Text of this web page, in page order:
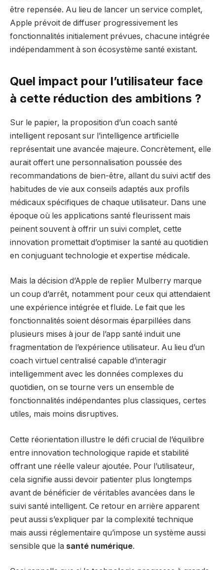
être repensée. Au lieu de lancer un service complet,
Apple prévoit de diffuser progressivement les
fonctionnalités initialement prévues, chacune intégrée
indépendamment à son écosystème santé existant.
Quel impact pour l’utilisateur face
à cette réduction des ambitions ?
Sur le papier, la proposition d’un coach santé
intelligent reposant sur l’intelligence artificielle
représentait une avancée majeure. Concrètement, elle
aurait offert une personnalisation poussée des
recommandations de bien-être, allant du suivi actif des
habitudes de vie aux conseils adaptés aux profils
médicaux spécifiques de chaque utilisateur. Dans une
époque où les applications santé fleurissent mais
peinent souvent à offrir un suivi complet, cette
innovation promettait d’optimiser la santé au quotidien
en conjuguant technologie et expertise médicale.
Mais la décision d’Apple de replier Mulberry marque
un coup d’arrêt, notamment pour ceux qui attendaient
une expérience intégrée et fluide. Le fait que les
fonctionnalités soient désormais éparpillées dans
plusieurs mises à jour de l’app santé induit une
fragmentation de l’expérience utilisateur. Au lieu d’un
coach virtuel centralisé capable d’interagir
intelligemment avec les données complexes du
quotidien, on se tourne vers un ensemble de
fonctionnalités indépendantes plus classiques, certes
utiles, mais moins disruptives.
Cette réorientation illustre le défi crucial de l’équilibre
entre innovation technologique rapide et stabilité
offrant une réelle valeur ajoutée. Pour l’utilisateur,
cela signifie aussi devoir patienter plus longtemps
avant de bénéficier de véritables avancées dans le
suivi santé intelligent. Ce retour en arrière apparent
peut aussi s’expliquer par la complexité technique
mais aussi réglementaire qu’impose un système aussi
sensible que la santé numérique.